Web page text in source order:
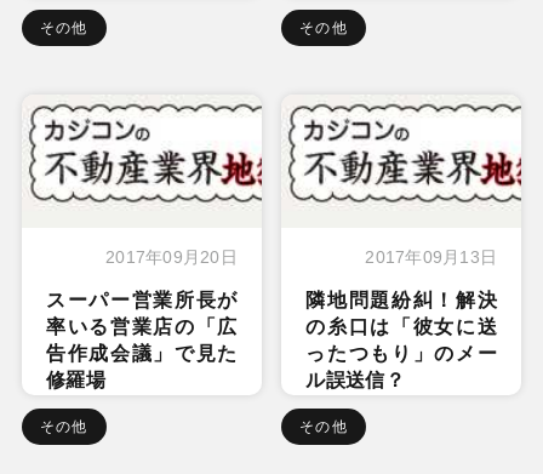
その他 その他
2017年09月20日
スーパー営業所長が
率いる営業店の「広
告作成会議」で見た
修羅場
その他
2017年09月13日
隣地問題紛糾！解決
の糸口は「彼女に送
ったつもり」のメー
ル誤送信？
その他